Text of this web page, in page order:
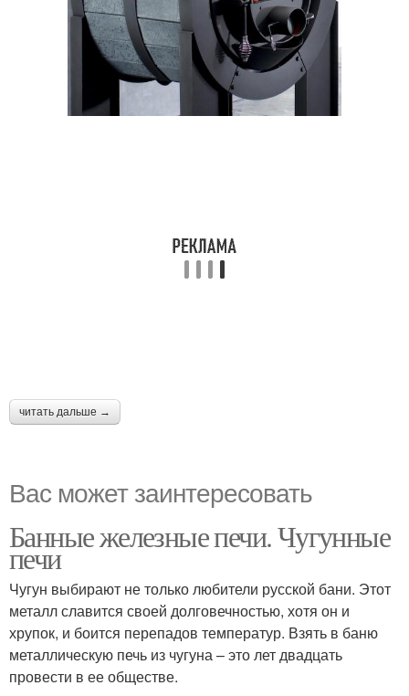
читать дальше →
Вас может заинтересовать
Банные железные печи. Чугунные
печи
Чугун выбирают не только любители русской бани. Этот
металл славится своей долговечностью, хотя он и
хрупок, и боится перепадов температур. Взять в баню
металлическую печь из чугуна – это лет двадцать
провести в ее обществе.